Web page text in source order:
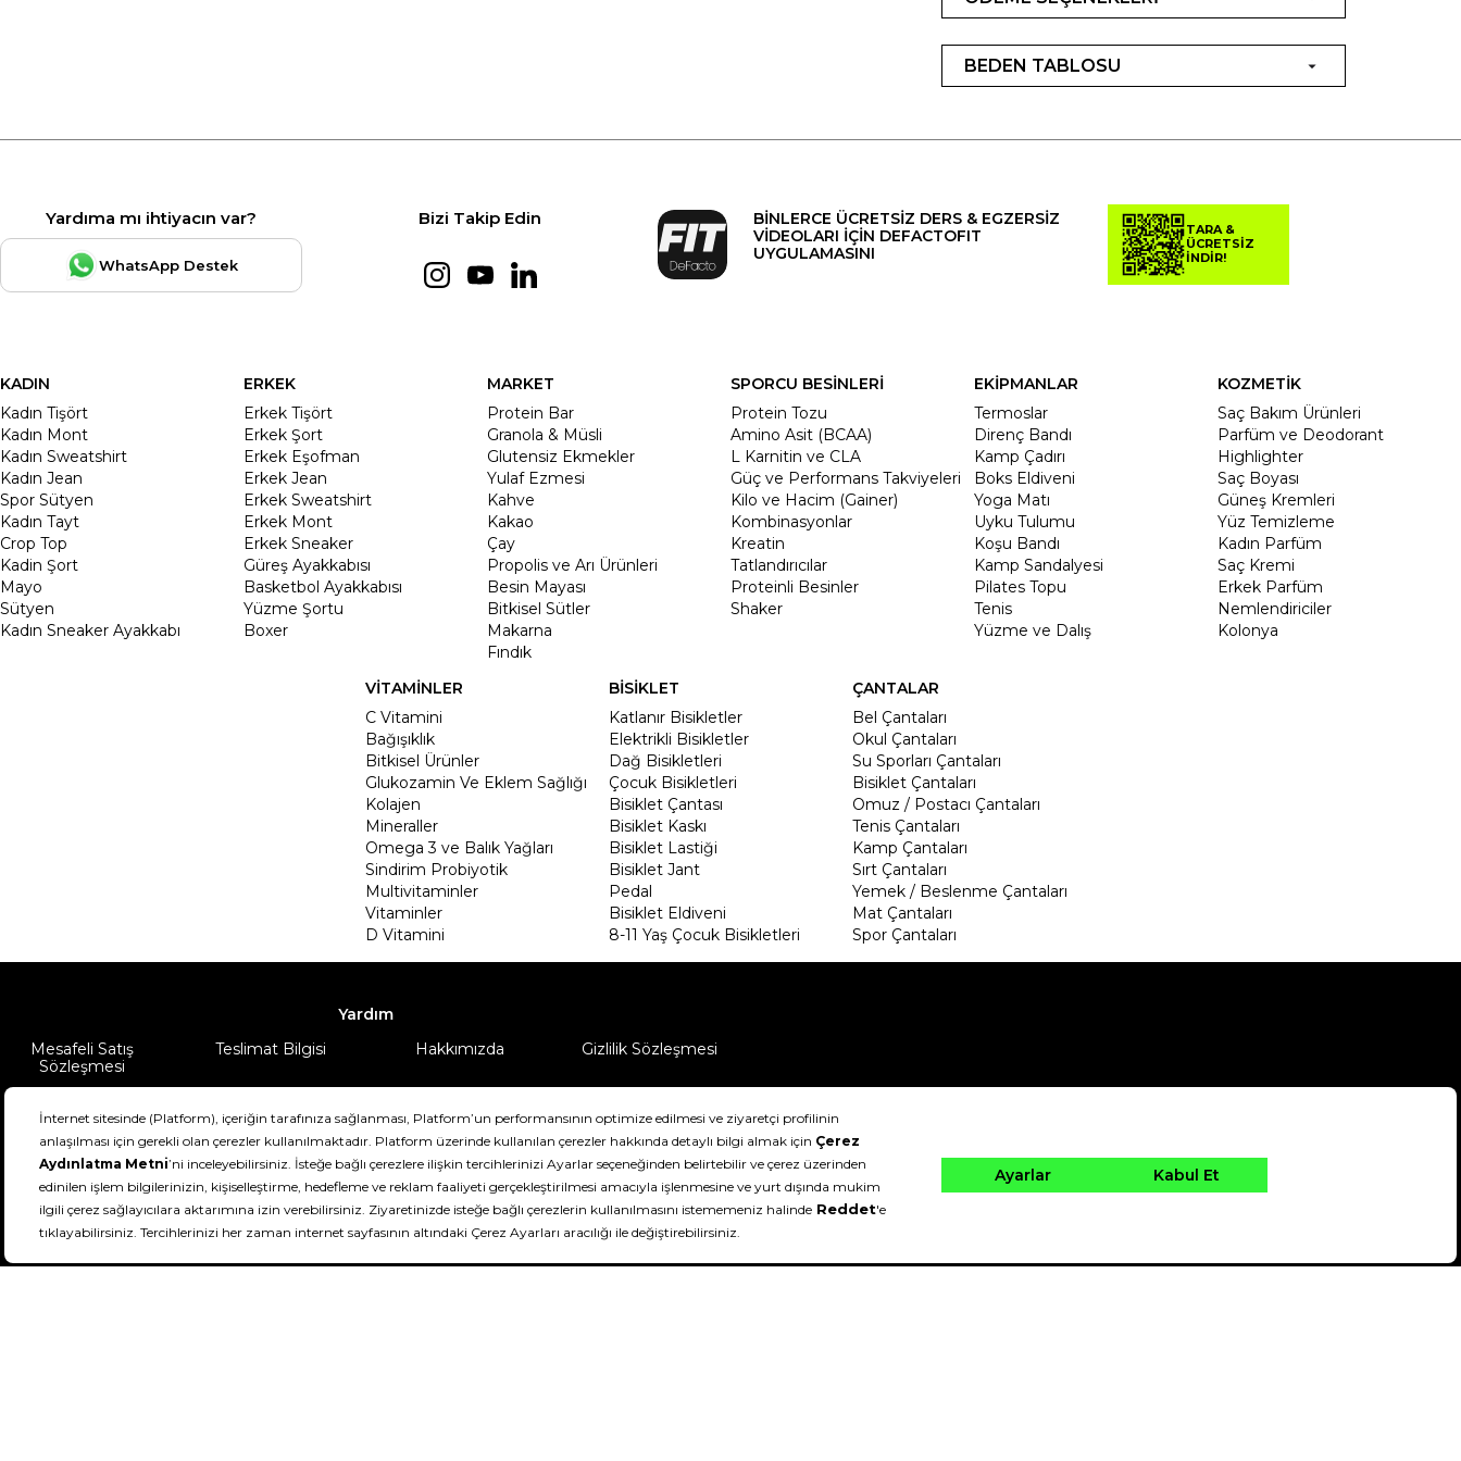
BEDEN TABLOSU
Yardıma mı ihtiyacın var?
WhatsApp Destek
Bizi Takip Edin
BİNLERCE ÜCRETSİZ DERS & EGZERSİZ
VİDEOLARI İÇİN DEFACTOFIT
UYGULAMASINI
TARA &
ÜCRETSİZ
İNDİR!
KADIN
Kadın Tişört
Kadın Mont
Kadın Sweatshirt
Kadın Jean
Spor Sütyen
Kadın Tayt
Crop Top
Kadin Şort
Mayo
Sütyen
Kadın Sneaker Ayakkabı
ERKEK
Erkek Tişört
Erkek Şort
Erkek Eşofman
Erkek Jean
Erkek Sweatshirt
Erkek Mont
Erkek Sneaker
Güreş Ayakkabısı
Basketbol Ayakkabısı
Yüzme Şortu
Boxer
MARKET
Protein Bar
Granola & Müsli
Glutensiz Ekmekler
Yulaf Ezmesi
Kahve
Kakao
Çay
Propolis ve Arı Ürünleri
Besin Mayası
Bitkisel Sütler
Makarna
Fındık
SPORCU BESİNLERİ
Protein Tozu
Amino Asit (BCAA)
L Karnitin ve CLA
Güç ve Performans Takviyeleri
Kilo ve Hacim (Gainer)
Kombinasyonlar
Kreatin
Tatlandırıcılar
Proteinli Besinler
Shaker
EKİPMANLAR
Termoslar
Direnç Bandı
Kamp Çadırı
Boks Eldiveni
Yoga Matı
Uyku Tulumu
Koşu Bandı
Kamp Sandalyesi
Pilates Topu
Tenis
Yüzme ve Dalış
KOZMETİK
Saç Bakım Ürünleri
Parfüm ve Deodorant
Highlighter
Saç Boyası
Güneş Kremleri
Yüz Temizleme
Kadın Parfüm
Saç Kremi
Erkek Parfüm
Nemlendiriciler
Kolonya
VİTAMİNLER
C Vitamini
Bağışıklık
Bitkisel Ürünler
Glukozamin Ve Eklem Sağlığı
Kolajen
Mineraller
Omega 3 ve Balık Yağları
Sindirim Probiyotik
Multivitaminler
Vitaminler
D Vitamini
BİSİKLET
Katlanır Bisikletler
Elektrikli Bisikletler
Dağ Bisikletleri
Çocuk Bisikletleri
Bisiklet Çantası
Bisiklet Kaskı
Bisiklet Lastiği
Bisiklet Jant
Pedal
Bisiklet Eldiveni
8-11 Yaş Çocuk Bisikletleri
ÇANTALAR
Bel Çantaları
Okul Çantaları
Su Sporları Çantaları
Bisiklet Çantaları
Omuz / Postacı Çantaları
Tenis Çantaları
Kamp Çantaları
Sırt Çantaları
Yemek / Beslenme Çantaları
Mat Çantaları
Spor Çantaları
Yardım
Mesafeli Satış
Sözleşmesi
Teslimat Bilgisi Hakkımızda Gizlilik Sözleşmesi
DeFactoFIT ©️ 2022-2026. Tüm hakları saklıdır.